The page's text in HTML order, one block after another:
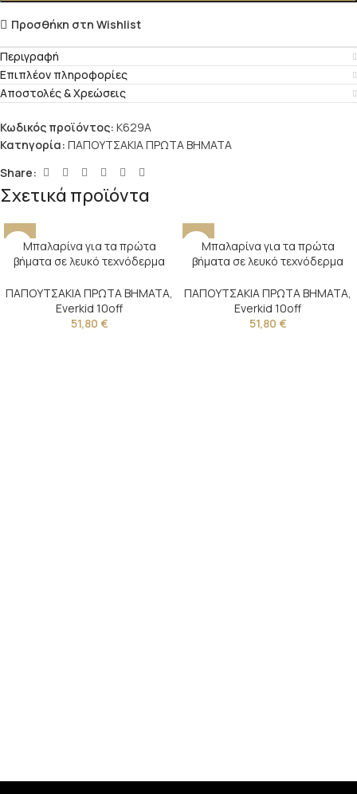
Προσθήκη στη Wishlist
Περιγραφή
Επιπλέον πληροφορίες
Αποστολές & Χρεώσεις
Κωδικός προϊόντος: K629A
Κατηγορία: ΠΑΠΟΥΤΣΑΚΙΑ ΠΡΩΤΑ ΒΗΜΑΤΑ
Share:
Σχετικά προϊόντα
Μπαλαρίνα για τα πρώτα
βήματα σε λευκό τεχνόδερμα
και τρέσα
ΠΑΠΟΥΤΣΑΚΙΑ ΠΡΩΤΑ ΒΗΜΑΤΑ,
Everkid 10off
51,80 €
Μπαλαρίνα για τα πρώτα
βήματα σε λευκό τεχνόδερμα
τούλι, διακοσμητικό κουμπί και
φτερό
ΠΑΠΟΥΤΣΑΚΙΑ ΠΡΩΤΑ ΒΗΜΑΤΑ,
Everkid 10off
51,80 €